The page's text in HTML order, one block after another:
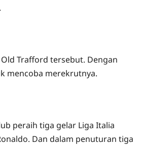
Trafford tersebut. Dengan
mencoba merekrutnya.
peraih tiga gelar Liga Italia
Dan dalam penuturan tiga